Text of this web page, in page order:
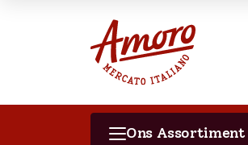
Ons Assortiment